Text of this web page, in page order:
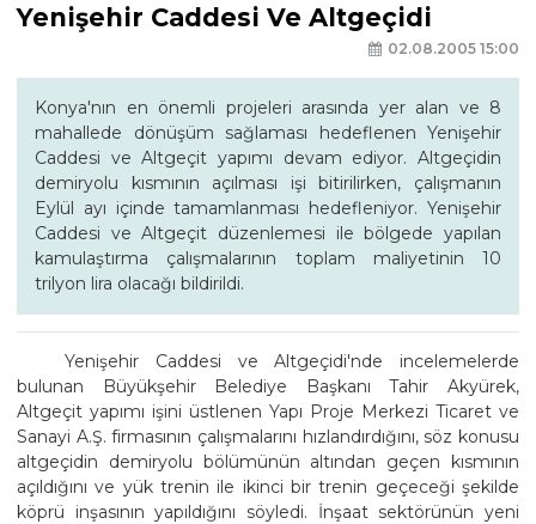
Yenişehir Caddesi Ve Altgeçidi
02.08.2005 15:00
Konya'nın en önemli projeleri arasında yer alan ve 8
mahallede dönüşüm sağlaması hedeflenen Yenişehir
Caddesi ve Altgeçit yapımı devam ediyor. Altgeçidin
demiryolu kısmının açılması işi bitirilirken, çalışmanın
Eylül ayı içinde tamamlanması hedefleniyor. Yenişehir
Caddesi ve Altgeçit düzenlemesi ile bölgede yapılan
kamulaştırma çalışmalarının toplam maliyetinin 10
trilyon lira olacağı bildirildi.
Yenişehir Caddesi ve Altgeçidi'nde incelemelerde
bulunan Büyükşehir Belediye Başkanı Tahir Akyürek,
Altgeçit yapımı işini üstlenen Yapı Proje Merkezi Ticaret ve
Sanayi A.Ş. firmasının çalışmalarını hızlandırdığını, söz konusu
altgeçidin demiryolu bölümünün altından geçen kısmının
açıldığını ve yük trenin ile ikinci bir trenin geçeceği şekilde
köprü inşasının yapıldığını söyledi. İnşaat sektörünün yeni